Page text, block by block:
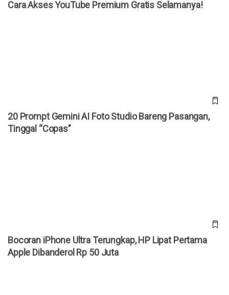
Cara Akses YouTube Premium Gratis Selamanya!
20 Prompt Gemini AI Foto Studio Bareng Pasangan,
Tinggal “Copas”
Bocoran iPhone Ultra Terungkap, HP Lipat Pertama
Apple Dibanderol Rp 50 Juta